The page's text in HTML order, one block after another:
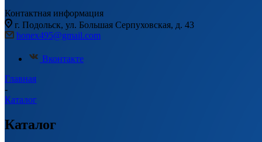
Контактная информация
г. Подольск, ул. Большая Серпуховская, д. 43
honex495@gmail.com
Вконтакте
Главная
-
Каталог
Каталог